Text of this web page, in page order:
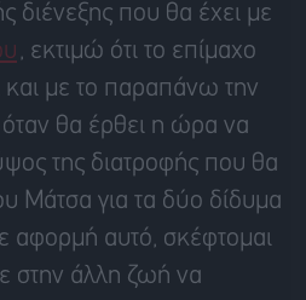
διένεξης που θα έχει με
, εκτιμώ ότι το επίμαχο
και με το παραπάνω την
θα έρθει η ώρα να
της διατροφής που θα
Μάτσα για τα δύο δίδυμα
αφορμή αυτό, σκέφτομαι
στην άλλη ζωή να